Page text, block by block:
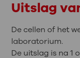
Uitslag
De cellen of het
laboratorium.
De uitslag is na 1